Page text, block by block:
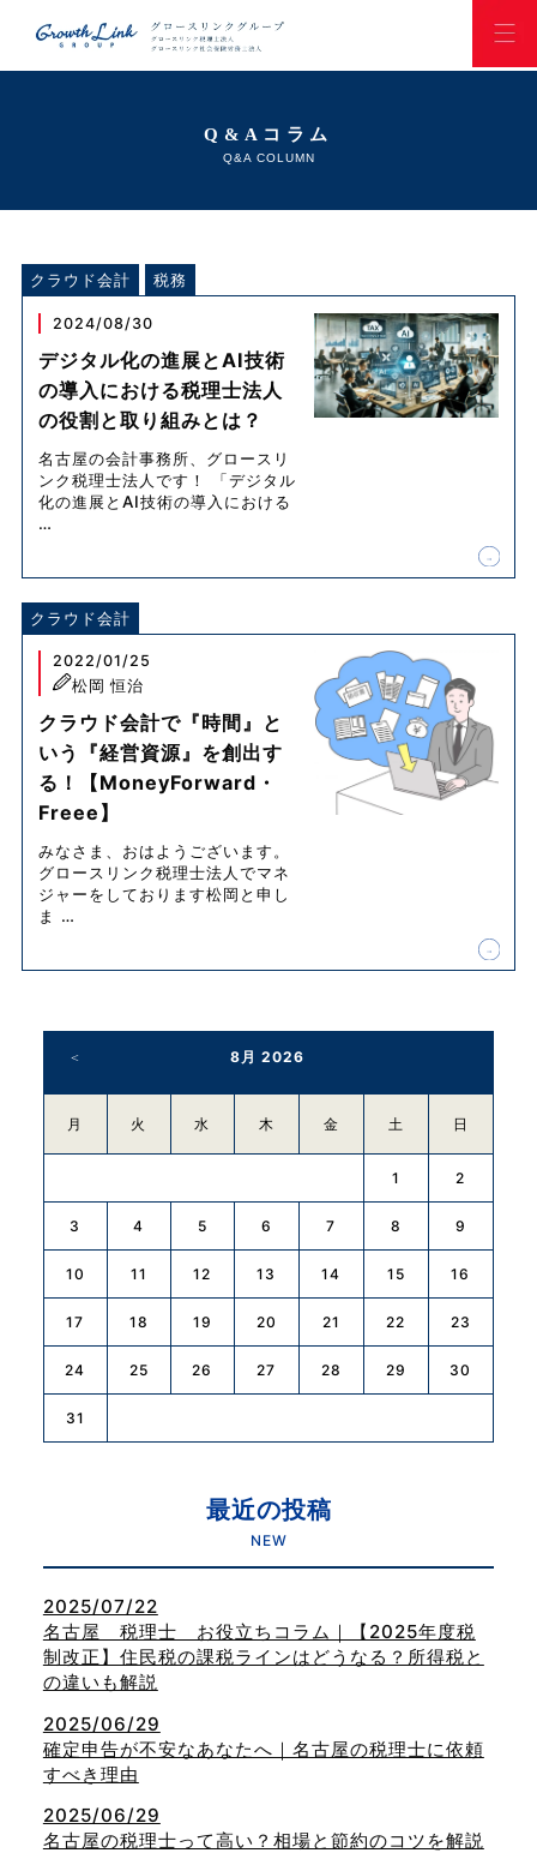
Q&Aコラム
Q&A COLUMN
クラウド会計 税務
2024/08/30
デジタル化の進展とAI技術
の導入における税理士法人
の役割と取り組みとは？
名古屋の会計事務所、グロースリ
ンク税理士法人です！ 「デジタル
化の進展とAI技術の導入における
…
クラウド会計
2022/01/25
松岡 恒治
クラウド会計で『時間』と
いう『経営資源』を創出す
る！【MoneyForward・
Freee】
みなさま、おはようございます。
グロースリンク税理士法人でマネ
ジャーをしております松岡と申し
ま …
8月 2026
月 火 水 木 金 土 日
1 2
3 4 5 6 7 8 9
10 11 12 13 14 15 16
17 18 19 20 21 22 23
24 25 26 27 28 29 30
31
最近の投稿
NEW
2025/07/22
名古屋 税理士 お役立ちコラム｜【2025年度税
制改正】住民税の課税ラインはどうなる？所得税と
の違いも解説
2025/06/29
確定申告が不安なあなたへ｜名古屋の税理士に依頼
すべき理由
2025/06/29
名古屋の税理士って高い？相場と節約のコツを解説